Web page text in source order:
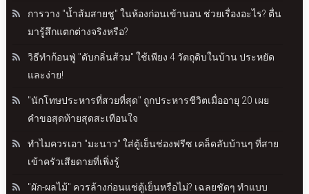
การวาง "น้ำส้มสายชู" ในห้องก่อนเข้านอน ช่วยเรื่องอะไร? ตื่น
มารู้สึกแตกต่างจริงหรือ?
วิธีทำก้อนฟู่ "ดับกลิ่นส้วม" ใช้เพียง 4 วัตถุดิบในบ้าน ประหยัด
และง่าย!
"นักโทษประหารที่สวยที่สุด" ถูกประหารชีวิตเมื่ออายุ 20 เผย
คำขอสุดท้ายสุดสะเทือนใจ
ทำไมควรเอา "มะนาว" ใส่ตู้เย็นช่องฟรีซ เคล็ดลับบ้านๆ ที่สาย
เข้าครัวเสียดายที่เพิ่งรู้
"ผัก-ผลไม้" ควรล้างก่อนแช่ตู้เย็นหรือไม่? เฉลยชัดๆ ทำแบบ